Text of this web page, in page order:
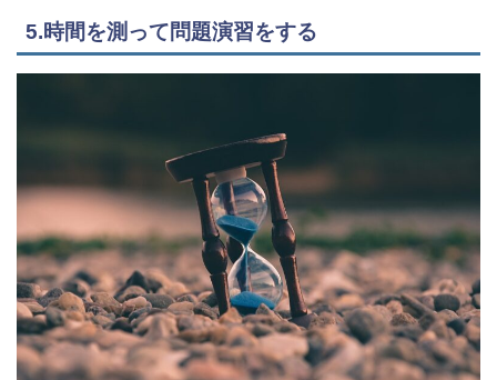
5.時間を測って問題演習をする